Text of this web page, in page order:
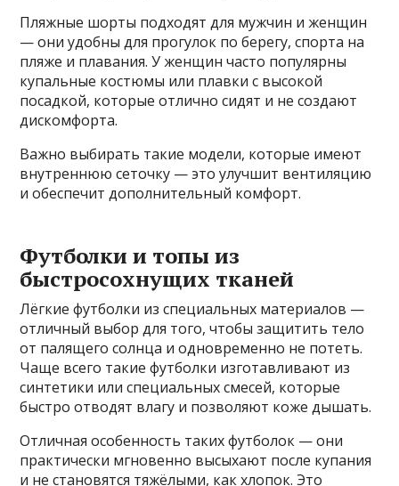
Пляжные шорты подходят для мужчин и женщин
— они удобны для прогулок по берегу, спорта на
пляже и плавания. У женщин часто популярны
купальные костюмы или плавки с высокой
посадкой, которые отлично сидят и не создают
дискомфорта.
Важно выбирать такие модели, которые имеют
внутреннюю сеточку — это улучшит вентиляцию
и обеспечит дополнительный комфорт.
Футболки и топы из
быстросохнущих тканей
Лёгкие футболки из специальных материалов —
отличный выбор для того, чтобы защитить тело
от палящего солнца и одновременно не потеть.
Чаще всего такие футболки изготавливают из
синтетики или специальных смесей, которые
быстро отводят влагу и позволяют коже дышать.
Отличная особенность таких футболок — они
практически мгновенно высыхают после купания
и не становятся тяжёлыми, как хлопок. Это